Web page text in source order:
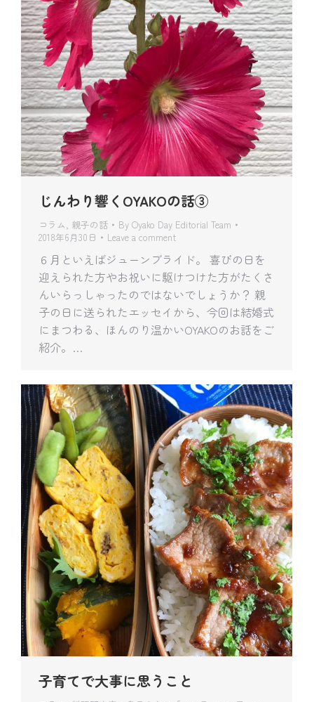
じんわり響くOYAKOの話③
コラム, 親子の話 By Oyako Day Editorial Team
2018年6月30日
Leave a comment
６月といえばジューンブライド。 喜びの日を
迎えられた方やお祝いに駆けつけた方がたくさ
んいらっしゃったのではないでしょうか？ 親
子の日に送られたエッセイから、今回は結婚式
にまつわる、ほんのり温かいOYAKOのお話をご
紹介。…
子育てで大事に思うこと